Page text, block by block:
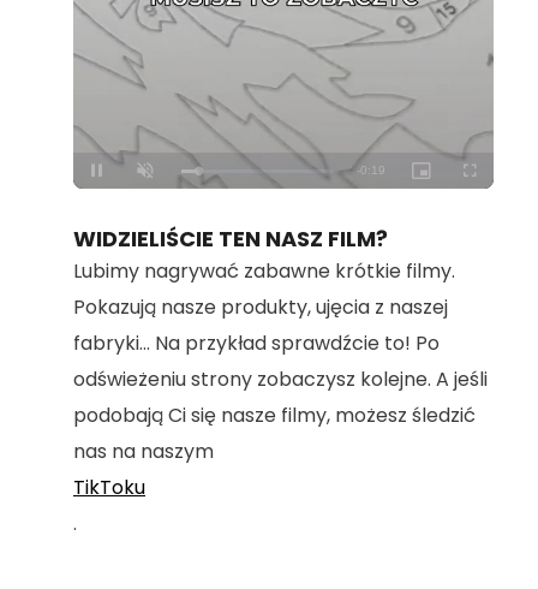
Unmute Loaded
100.00%
WIDZIELIŚCIE TEN NASZ FILM?
Lubimy nagrywać zabawne krótkie filmy.
Pokazują nasze produkty, ujęcia z naszej
fabryki... Na przykład sprawdźcie to! Po
odświeżeniu strony zobaczysz kolejne. A jeśli
podobają Ci się nasze filmy, możesz śledzić
nas na naszym
TikToku
.